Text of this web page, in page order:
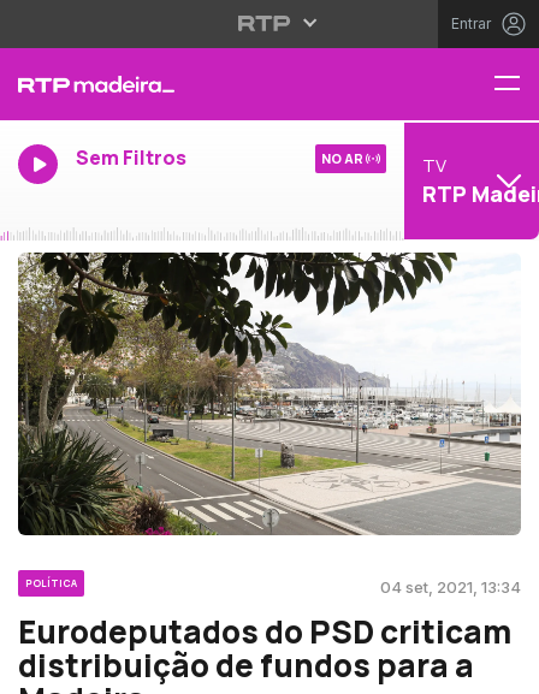
Entrar
Sem Filtros NO AR TV
RTP
POLÍTICA 04 set, 2021, 13:34
Eurodeputados do PSD criticam
distribuição de fundos para a